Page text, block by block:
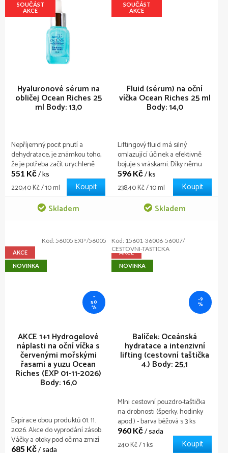
SOUČÁST
AKCE
Hyaluronové sérum na
obličej Ocean Riches 25
ml Body: 13,0
Skladem
551 Kč/ ks
Měrná
220,40 Kč / 10 ml Koupit
Nepříjemný pocit pnutí a
dehydratace, je známkou toho,
že je potřeba začít urychleně
jednat. Vždyť čím je pleť sušší,
tím je náchylnější ke vzniku
vrásek. Sérum hydratuje,
osvěžuje a zklidňuje všechny
typy pleti v každém věku.
SOUČÁST
AKCE
Fluid (sérum) na oční
víčka Ocean Riches 25 ml
Body: 14,0
Skladem
596 Kč/ ks
Měrná
238,40 Kč / 10 ml Koupit
Liftingový fluid má silný
omlazující účinek a efektivně
bojuje s vráskami. Díky němu
jemná pokožka očních víček
znovu získává tonus, pružnost,
zmizí otoky a povadlost
způsobená věkem.
AKCE
NOVINKA
–
50
%
AKCE 1+1 Hydrogelové
náplasti na oční víčka s
červenými mořskými
řasami a yuzu Ocean
Riches (EXP 01-11-2026)
Body: 16,0
685 Kč/ sada
Expirace obou produktů 01. 11.
2026. Akce do vyprodání zásob.
Váčky a otoky pod očima zmizí
během 15 minut! Hydrogelové
Kód: 56005 EXP /56005
AKCE
NOVINKA
–9
%
Balíček: Oceánská
hydratace a intenzivní
lifting (cestovní taštička
4.) Body: 25,1
960 Kč/ sada
Měrná
240 Kč / 1 ks Koupit
MIni cestovní pouzdro-taštička
na drobnosti (šperky, hodinky
apod.) - barva béžová s 3 ks
znovupoužitelných
kosmetických houbiček pro
čištění pleti obličeje. Rozměr
Kód: 15601-36006-56007/
CESTOVNI-TASTICKA